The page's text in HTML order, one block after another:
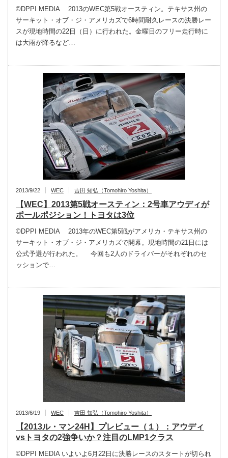
©DPPI MEDIA 2013のWEC第5戦オースティン。テキサス州の
サーキット・オブ・ジ・アメリカズで6時間耐久レースの決勝レー
スが現地時間の22日（日）に行われた。金曜日のフリー走行時に
は大雨が降るなど…
2013/9/22 WEC 吉田 知弘（Tomohiro Yoshita）
【WEC】2013第5戦オースティン：2号車アウディが
ポールポジション！トヨタは3位
©DPPI MEDIA 2013年のWEC第5戦がアメリカ・テキサス州の
サーキット・オブ・ジ・アメリカズで開幕。現地時間の21日には
公式予選が行われた。 今回も2人のドライバーがそれぞれのセ
ッションで…
2013/6/19 WEC 吉田 知弘（Tomohiro Yoshita）
【2013ル・マン24H】プレビュー（１）：アウディ
vsトヨタの2強争いか？注目のLMP1クラス
©DPPI MEDIA いよいよ6月22日に決勝レースのスタートが切られ